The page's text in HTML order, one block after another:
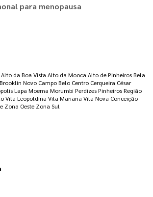
para menopausa
Alto da Boa Vista Alto da Mooca Alto de Pinheiros Bela
Brooklin Novo Campo Belo Centro Cerqueira César
Lapa Moema Morumbi Perdizes Pinheiros Região
Vila Leopoldina Vila Mariana Vila Nova Conceição
Zona Oeste Zona Sul